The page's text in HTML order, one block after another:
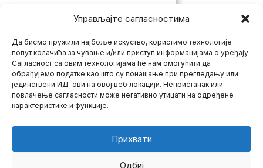
Управљајте сагласностима
Да бисмо пружили најбоље искуство, користимо технологије
попут колачића за чување и/или приступ информацијама о уређају.
Сагласност са овим технологијама ће нам омогућити да
обрађујемо податке као што су понашање при прегледању или
јединствени ИД-ови на овој веб локацији. Непристанак или
повлачење сагласности може негативно утицати на одређене
карактеристике и функције.
Прихвати
Одбиј
Mario zna Youtube
POLICIJA NA
GRAĐANE
TOPOVIMA I
KONJICOM! IMA I
UHAPŠENIH!
PROTEST SE
NASTAVLJA
Demonstranti, koji su se
okupili na Trgu republike
uprkos ograničenjima
Захарова: Британија
покушала да
саботира мировне
преговоре преко
„Фајненшел тајмса“